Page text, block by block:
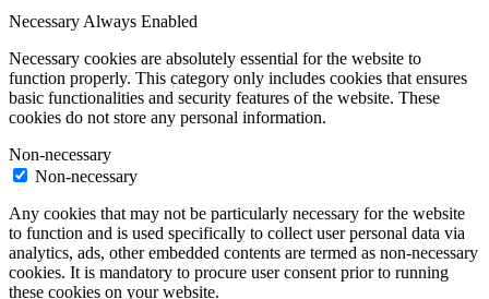
Necessary Always Enabled
Necessary cookies are absolutely essential for the website to
function properly. This category only includes cookies that ensures
basic functionalities and security features of the website. These
cookies do not store any personal information.
Non-necessary
Non-necessary
Any cookies that may not be particularly necessary for the website
to function and is used specifically to collect user personal data via
analytics, ads, other embedded contents are termed as non-necessary
cookies. It is mandatory to procure user consent prior to running
these cookies on your website.